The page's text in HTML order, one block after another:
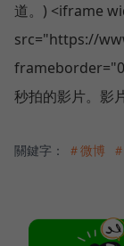
道。) <iframe
src="https://
秒拍的影片。影
關鍵字： ＃微博